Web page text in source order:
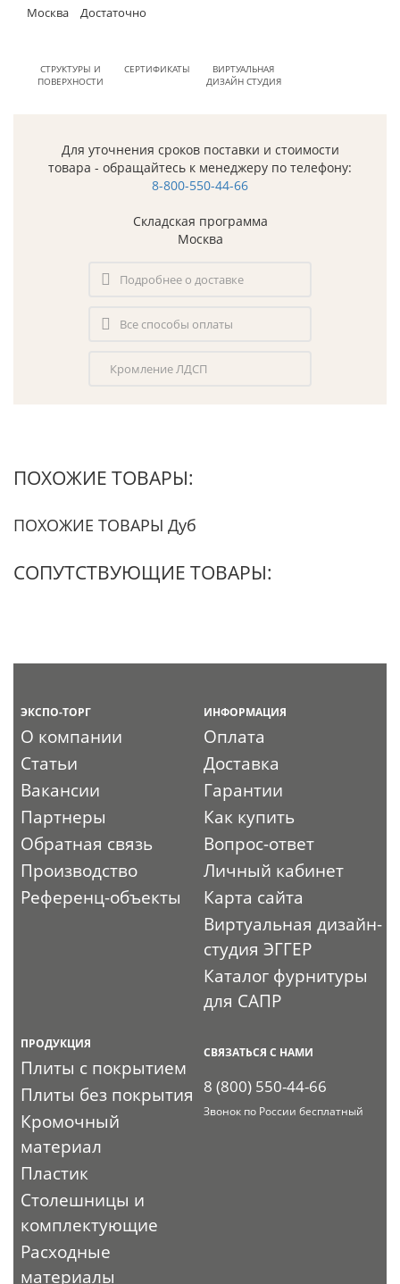
Москва
Достаточно
СТРУКТУРЫ И
ПОВЕРХНОСТИ
СЕРТИФИКАТЫ
ВИРТУАЛЬНАЯ
ДИЗАЙН СТУДИЯ
Для уточнения сроков поставки и стоимости
товара - обращайтесь к менеджеру по телефону:
8-800-550-44-66
Складская программа
Москва
Подробнее о доставке
Все способы оплаты
Кромление ЛДСП
ПОХОЖИЕ ТОВАРЫ:
ПОХОЖИЕ ТОВАРЫ Дуб
СОПУТСТВУЮЩИЕ ТОВАРЫ:
ЭКСПО-ТОРГ
О компании
Статьи
Вакансии
Партнеры
Обратная связь
Производство
Референц-объекты
ИНФОРМАЦИЯ
Оплата
Доставка
Гарантии
Как купить
Вопрос-ответ
Личный кабинет
Карта сайта
Виртуальная дизайн-
студия ЭГГЕР
Каталог фурнитуры
для САПР
ПРОДУКЦИЯ
Плиты с покрытием
Плиты без покрытия
Кромочный
материал
Пластик
Столешницы и
комплектующие
Расходные
материалы
СВЯЗАТЬСЯ С НАМИ
8 (800) 550-44-66
Звонок по России бесплатный